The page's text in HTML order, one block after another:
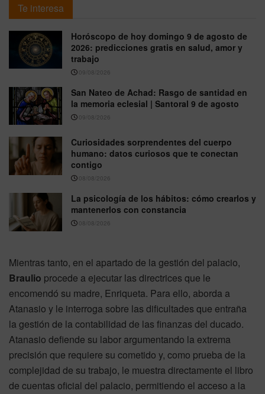
Te interesa
Horóscopo de hoy domingo 9 de agosto de
2026: predicciones gratis en salud, amor y
trabajo
09/08/2026
San Nateo de Achad: Rasgo de santidad en
la memoria eclesial | Santoral 9 de agosto
09/08/2026
Curiosidades sorprendentes del cuerpo
humano: datos curiosos que te conectan
contigo
08/08/2026
La psicología de los hábitos: cómo crearlos y
mantenerlos con constancia
08/08/2026
Mientras tanto, en el apartado de la gestión del palacio,
Braulio procede a ejecutar las directrices que le
encomendó su madre, Enriqueta. Para ello, aborda a
Atanasio y le interroga sobre las dificultades que entraña
la gestión de la contabilidad de las finanzas del ducado.
Atanasio defiende su labor argumentando la extrema
precisión que requiere su cometido y, como prueba de la
complejidad de su trabajo, le muestra directamente el libro
de cuentas oficial del palacio, permitiendo el acceso a la